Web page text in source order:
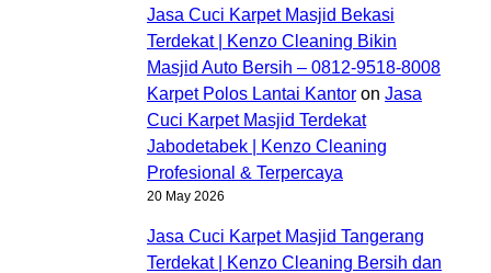
Jasa Cuci Karpet Masjid Bekasi
Terdekat | Kenzo Cleaning Bikin
Masjid Auto Bersih – 0812-9518-8008
Karpet Polos Lantai Kantor on Jasa
Cuci Karpet Masjid Terdekat
Jabodetabek | Kenzo Cleaning
Profesional & Terpercaya
20 May 2026
Jasa Cuci Karpet Masjid Tangerang
Terdekat | Kenzo Cleaning Bersih dan